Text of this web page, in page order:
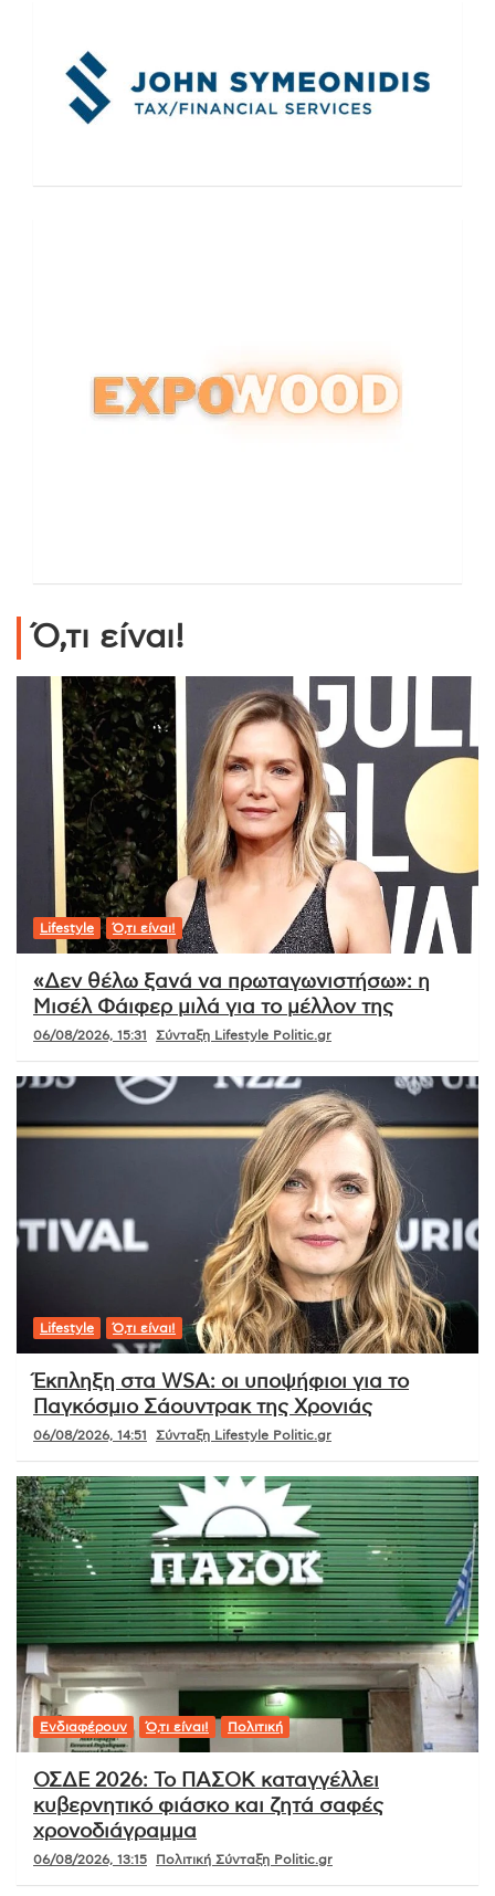
Ό,τι είναι!
Lifestyle Ό,τι είναι!
«Δεν θέλω ξανά να πρωταγωνιστήσω»: η
Μισέλ Φάιφερ μιλά για το μέλλον της
06/08/2026, 15:31 Σύνταξη Lifestyle Politic.gr
Lifestyle Ό,τι είναι!
Έκπληξη στα WSA: οι υποψήφιοι για το
Παγκόσμιο Σάουντρακ της Χρονιάς
06/08/2026, 14:51 Σύνταξη Lifestyle Politic.gr
Ενδιαφέρουν Ό,τι είναι! Πολιτική
ΟΣΔΕ 2026: Το ΠΑΣΟΚ καταγγέλλει
κυβερνητικό φιάσκο και ζητά σαφές
χρονοδιάγραμμα
06/08/2026, 13:15 Πολιτική Σύνταξη Politic.gr